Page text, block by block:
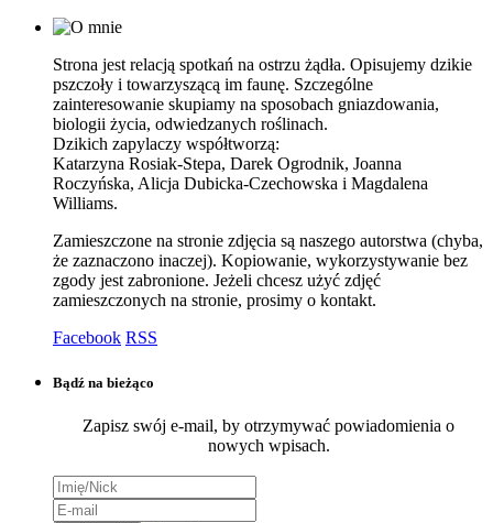
Strona jest relacją spotkań na ostrzu żądła. Opisujemy dzikie
pszczoły i towarzyszącą im faunę. Szczególne
zainteresowanie skupiamy na sposobach gniazdowania,
biologii życia, odwiedzanych roślinach.
Dzikich zapylaczy współtworzą:
Katarzyna Rosiak-Stepa, Darek Ogrodnik, Joanna
Roczyńska, Alicja Dubicka-Czechowska i Magdalena
Williams.
Zamieszczone na stronie zdjęcia są naszego autorstwa (chyba,
że zaznaczono inaczej). Kopiowanie, wykorzystywanie bez
zgody jest zabronione. Jeżeli chcesz użyć zdjęć
zamieszczonych na stronie, prosimy o kontakt.
Facebook RSS
Bądź na bieżąco
Zapisz swój e-mail, by otrzymywać powiadomienia o
nowych wpisach.